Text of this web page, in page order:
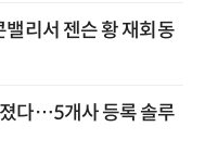
밸리서 젠슨 황 재회동
다…5개사 등록 솔루